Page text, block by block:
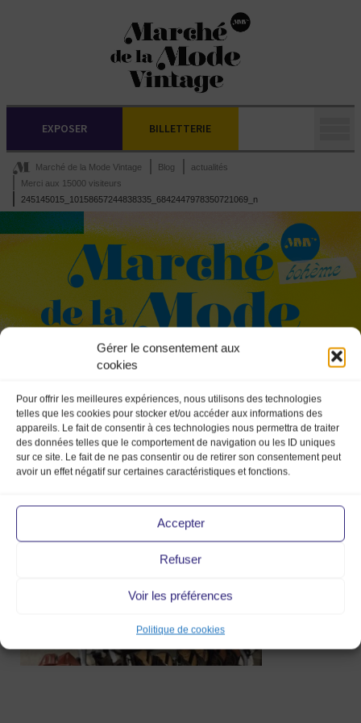
Gérer le consentement aux
cookies
Pour offrir les meilleures expériences, nous utilisons des technologies
telles que les cookies pour stocker et/ou accéder aux informations des
appareils. Le fait de consentir à ces technologies nous permettra de traiter
des données telles que le comportement de navigation ou les ID uniques
sur ce site. Le fait de ne pas consentir ou de retirer son consentement peut
avoir un effet négatif sur certaines caractéristiques et fonctions.
Accepter
Refuser
Voir les préférences
Politique de cookies
EXPOSER BILLETTERIE
Marché de la Mode Vintage Blog
actualités
Merci aux 15000 visiteurs
245145015_10158657244838335_6842447978350721069_n